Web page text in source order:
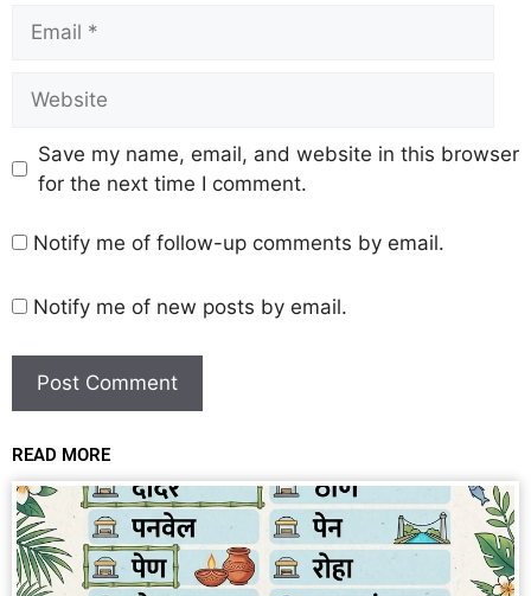
Save my name, email, and website in this browser
for the next time I comment.
Notify me of follow-up comments by email.
Notify me of new posts by email.
READ MORE